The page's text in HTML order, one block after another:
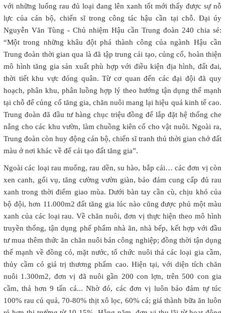
với những luống rau đủ loại đang lên xanh tốt mới thấy được sự nỗ
lực của cán bộ, chiến sĩ trong công tác hậu cần tại chỗ. Đại úy
Nguyễn Văn Tùng - Chủ nhiệm Hậu cần Trung đoàn 240 chia sẻ:
“Một trong những khâu đột phá thành công của ngành Hậu cần
Trung đoàn thời gian qua là đã tập trung cải tạo, củng cố, hoàn thiện
mô hình tăng gia sản xuất phù hợp với điều kiện địa hình, đất đai,
thời tiết khu vực đóng quân. Từ cơ quan đến các đại đội đã quy
hoạch, phân khu, phân luồng hợp lý theo hướng tận dụng thế mạnh
tại chỗ để củng cố tăng gia, chăn nuôi mang lại hiệu quả kinh tế cao.
Trung đoàn đã đầu tư hàng chục triệu đồng để lắp đặt hệ thống che
nắng cho các khu vườn, làm chuồng kiên cố cho vật nuôi. Ngoài ra,
Trung đoàn còn huy động cán bộ, chiến sĩ tranh thủ thời gian chở đất
màu ở nơi khác về để cải tạo đất tăng gia”.
Ngoài các loại rau muống, rau dền, su hào, bắp cải… các đơn vị còn
xen canh, gối vụ, tăng cường vườn giàn, bảo đảm cung cấp đủ rau
xanh trong thời điểm giao mùa. Dưới bàn tay cần cù, chịu khó của
bộ đội, hơn 11.000m2 đất tăng gia lúc nào cũng được phủ một màu
xanh của các loại rau. Về chăn nuôi, đơn vị thực hiện theo mô hình
truyền thống, tận dụng phế phẩm nhà ăn, nhà bếp, kết hợp với đầu
tư mua thêm thức ăn chăn nuôi bán công nghiệp; đồng thời tận dụng
thế mạnh về đồng cỏ, mặt nước, tổ chức nuôi thả các loại gia cầm,
thủy cầm có giá trị thương phẩm cao. Hiện tại, với diện tích chăn
nuôi 1.300m2, đơn vị đã nuôi gần 200 con lợn, trên 500 con gia
cầm, thả hơn 9 tấn cá... Nhờ đó, các đơn vị luôn bảo đảm tự túc
100% rau củ quả, 70-80% thịt xô lọc, 60% cá; giá thành bữa ăn luôn